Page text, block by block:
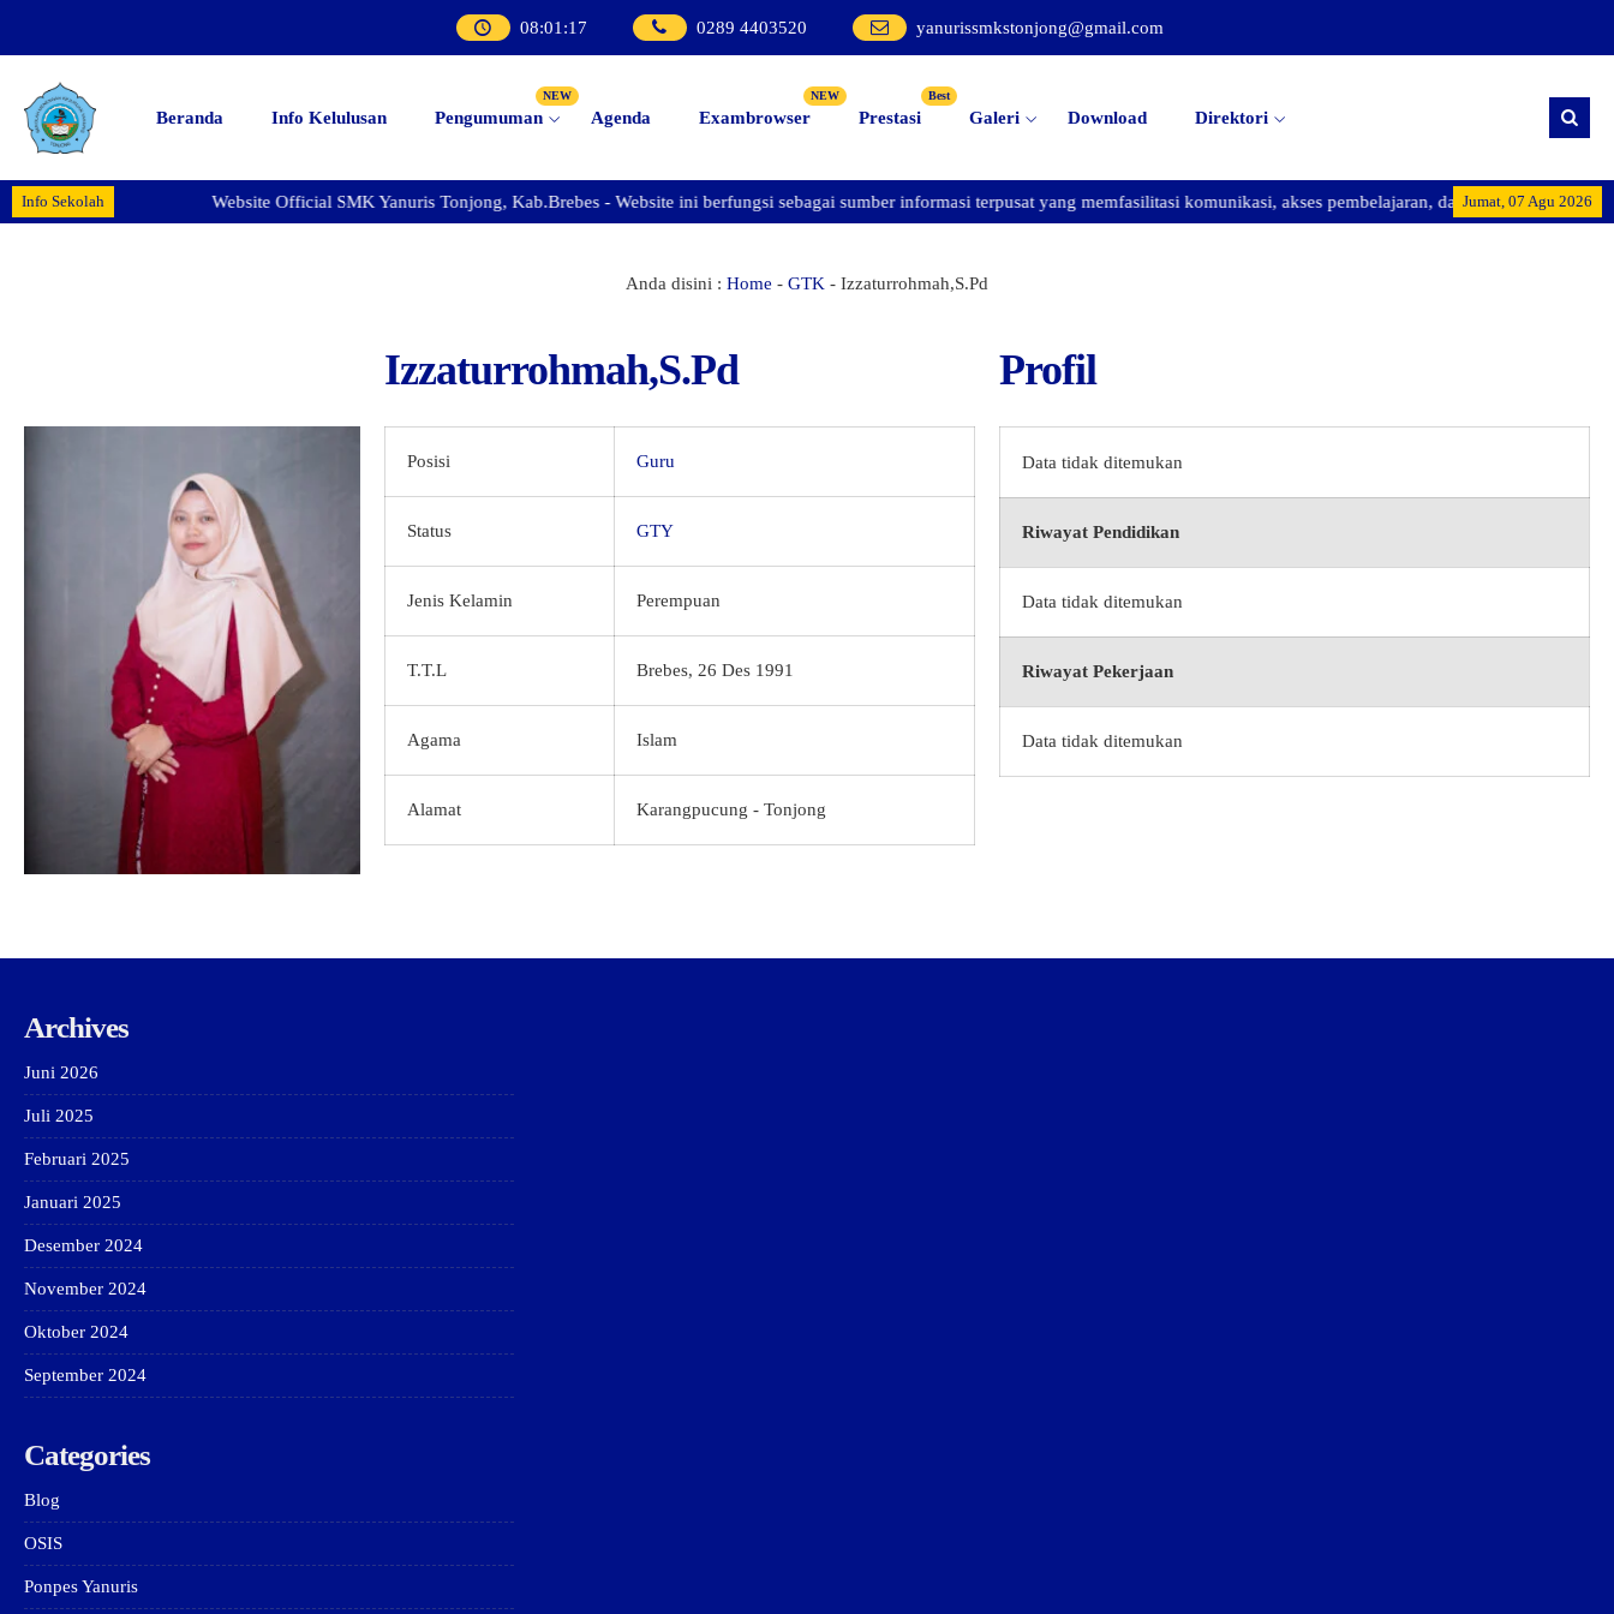
08:01 :17 0289 4403520 yanurissmkstonjong@gmail.com
Beranda Info Kelulusan Pengumuman
NEW
Agenda Exambrowser
NEW
Prestasi
Best
Galeri Download Direktori
Info Sekolah Jumat, 07 Agu 2026
Website Official SMK Yanuris Tonjong, Kab.Brebes - Website ini berfungsi sebagai sumber informasi terpusat yang memfasilitasi komunikasi, akses pembelajaran, dan promosi kegiatan
Anda disini : Home - GTK - Izzaturrohmah,S.Pd
Izzaturrohmah,S.Pd
Posisi Guru
Status GTY
Jenis Kelamin Perempuan
T.T.L Brebes, 26 Des 1991
Agama Islam
Alamat Karangpucung - Tonjong
Profil
Data tidak ditemukan
Riwayat Pendidikan
Data tidak ditemukan
Riwayat Pekerjaan
Data tidak ditemukan
Archives
Juni 2026
Juli 2025
Februari 2025
Januari 2025
Desember 2024
November 2024
Oktober 2024
September 2024
Categories
Blog
OSIS
Ponpes Yanuris